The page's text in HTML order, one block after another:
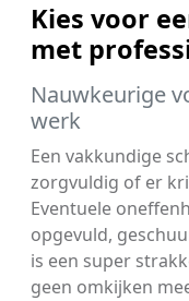
Kies voor
met
Nauwkeurige
werk
Een vakkundige
zorgvuldig of er
Eventuele
opgevuld,
is een super
geen omkijken